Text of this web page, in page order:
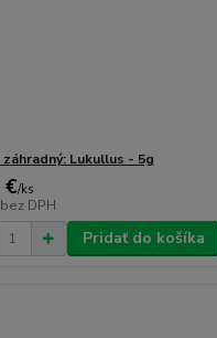
Lukullus - 5g
€/ks
bez DPH
Pridať do košíka